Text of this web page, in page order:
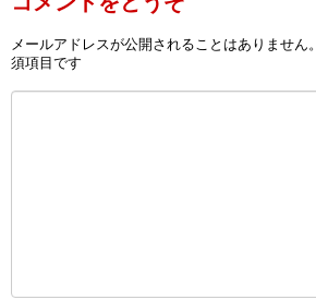
メールアドレスが公開されることはありません。
須項目です